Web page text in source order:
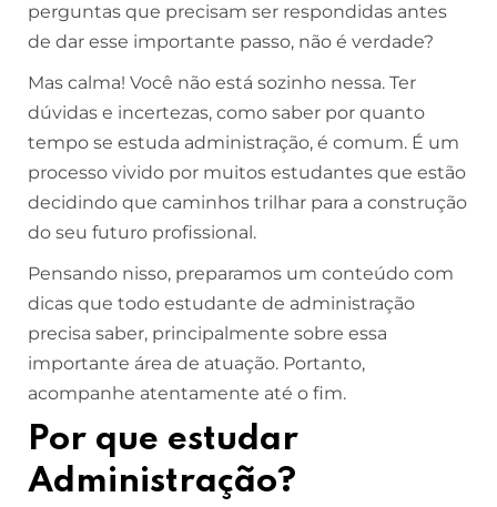
perguntas que precisam ser respondidas antes
de dar esse importante passo, não é verdade?
Mas calma! Você não está sozinho nessa. Ter
dúvidas e incertezas, como saber por quanto
tempo se estuda administração, é comum. É um
processo vivido por muitos estudantes que estão
decidindo que caminhos trilhar para a construção
do seu futuro profissional.
Pensando nisso, preparamos um conteúdo com
dicas que todo estudante de administração
precisa saber, principalmente sobre essa
importante área de atuação. Portanto,
acompanhe atentamente até o fim.
Por que estudar
Administração?